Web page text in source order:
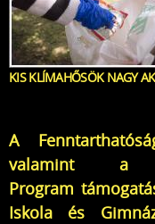
KIS KLÍMAHŐSÖK NAGY
A
valamint a
Program
Iskola és